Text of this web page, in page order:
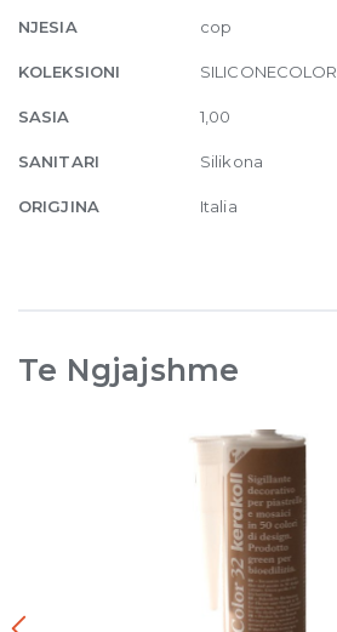
NJESIA cop
KOLEKSIONI SILICONECOLOR
SASIA 1,00
SANITARI Silikona
ORIGJINA Italia
Te Ngjajshme